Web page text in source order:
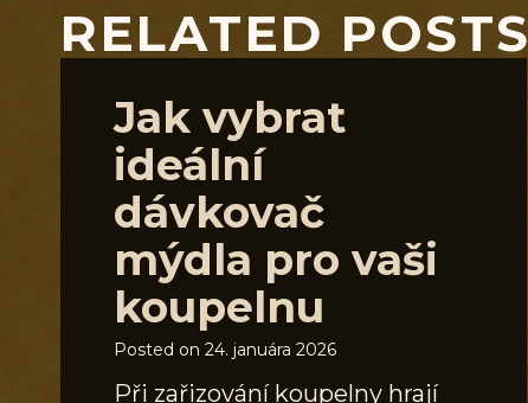
RELATED POSTS
Jak vybrat
ideální
dávkovač
mýdla pro vaši
koupelnu
Posted on 24. januára 2026
Při zařizování koupelny hrají